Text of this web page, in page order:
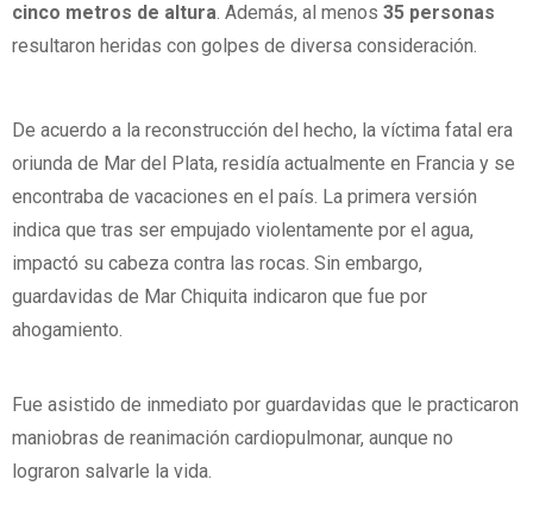
cinco metros de altura. Además, al menos 35 personas
resultaron heridas con golpes de diversa consideración.
De acuerdo a la reconstrucción del hecho, la víctima fatal era
oriunda de Mar del Plata, residía actualmente en Francia y se
encontraba de vacaciones en el país. La primera versión
indica que tras ser empujado violentamente por el agua,
impactó su cabeza contra las rocas. Sin embargo,
guardavidas de Mar Chiquita indicaron que fue por
ahogamiento.
Fue asistido de inmediato por guardavidas que le practicaron
maniobras de reanimación cardiopulmonar, aunque no
lograron salvarle la vida.